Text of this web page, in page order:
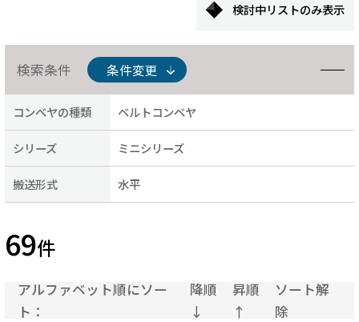
検討中リストのみ表示
検索条件 条件変更
コンベヤの種類 ベルトコンベヤ
シリーズ ミニシリーズ
搬送形式 水平
69件
アルファベット順にソー
ト：
降順
↓
昇順
↑
ソート解
除